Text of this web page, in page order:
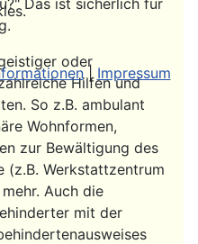
oder
Hilfen und
So z.B. ambulant
Wohnformen,
zur Bewältigung des
(z.B. Werkstattzentrum
Auch die
mit der
| Impressum